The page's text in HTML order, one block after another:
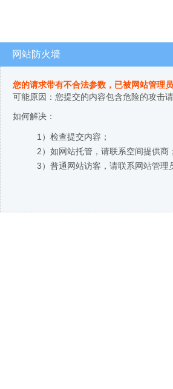
网站防火墙
您的请求带有不合法参数，已被网站管理
可能原因：您提交的内容包含危险的攻击
如何解决：
1）检查提交内容；
2）如网站托管，请联系空间提供商；
3）普通网站访客，请联系网站管理